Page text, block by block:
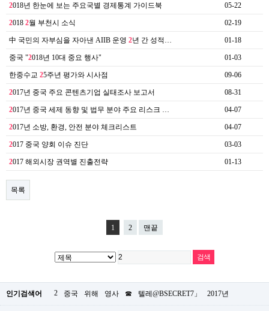
2018년 한눈에 보는 주요국별 경제통계 가이드북 05-22
2018 2월 부천시 소식 02-19
中 국민의 자부심을 자아낸 AIIB 운영 2년 간 성적… 01-18
중국 "2018년 10대 중요 행사" 01-03
한중수교 25주년 평가와 시사점 09-06
2017년 중국 주요 콘텐츠기업 실태조사 보고서 08-31
2017년 중국 세제 동향 및 법무 분야 주요 리스크 … 04-07
2017년 소방, 환경, 안전 분야 체크리스트 04-07
2017 중국 양회 이슈 진단 03-03
2017 해외시장 권역별 진출전략 01-13
목록
1 2 맨끝
인기검색어 2 중국 위해 영사 ☎ 텔레@BSECRET7」 2017년